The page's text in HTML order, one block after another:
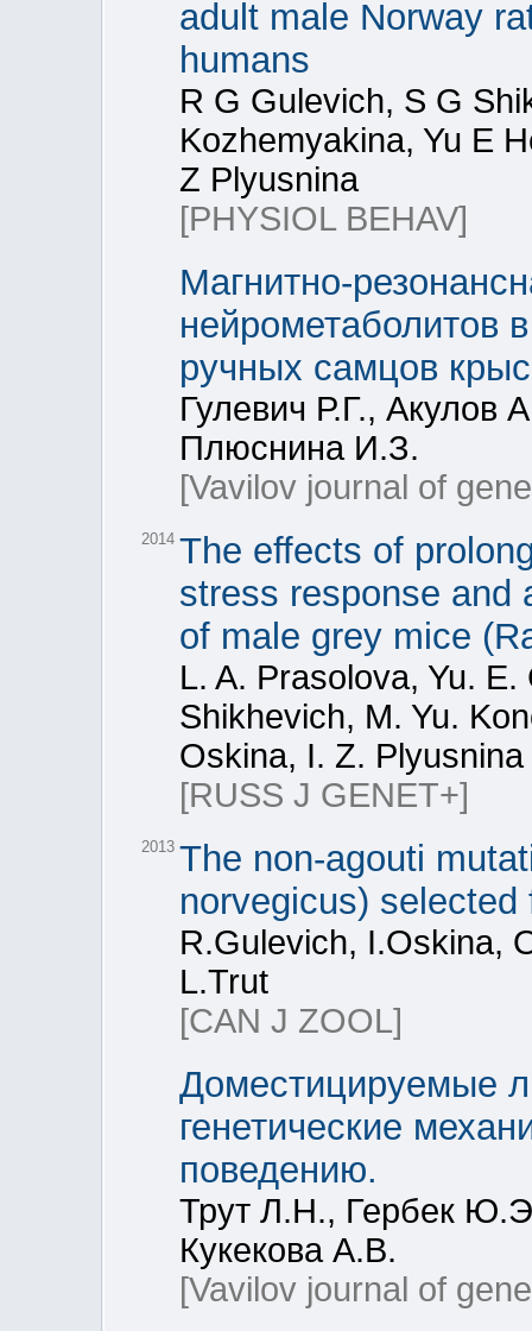
adult male Norway
humans
R G Gulevich, S G
Kozhemyakina, Yu E
Z Plyusnina
[PHYSIOL BEHAV]
Магнитно-
нейрометаболитов
ручных самцов крыс
Гулевич Р.Г.,
Плюснина И.З.
[Vavilov journal of
2014 The effects of
stress response and
of male grey mice
L. A. Prasolova, Yu.
Shikhevich, M. Yu.
Oskina, I. Z. Plyusnina
[RUSS J GENET+]
2013 The non-agouti
norvegicus) selected
R.Gulevich, I.Oskina,
L.Trut
[CAN J ZOOL]
Доместицируемые
генетические
поведению.
Трут Л.Н., Гербек
Кукекова А.В.
[Vavilov journal of